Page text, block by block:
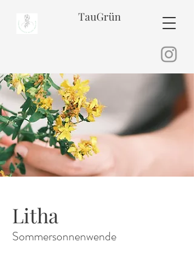
TauGrün
Litha
Sommersonnenwende